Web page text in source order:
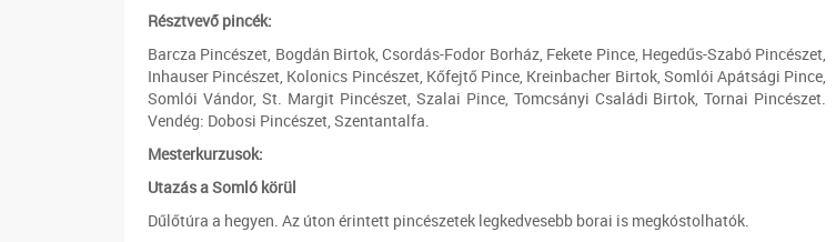
Résztvevő pincék:
Barcza Pincészet, Bogdán Birtok, Csordás-Fodor Borház, Fekete Pince, Hegedűs-Szabó Pincészet,
Inhauser Pincészet, Kolonics Pincészet, Kőfejtő Pince, Kreinbacher Birtok, Somlói Apátsági Pince,
Somlói Vándor, St. Margit Pincészet, Szalai Pince, Tomcsányi Családi Birtok, Tornai Pincészet.
Vendég: Dobosi Pincészet, Szentantalfa.
Mesterkurzusok:
Utazás a Somló körül
Dűlőtúra a hegyen. Az úton érintett pincészetek legkedvesebb borai is megkóstolhatók.